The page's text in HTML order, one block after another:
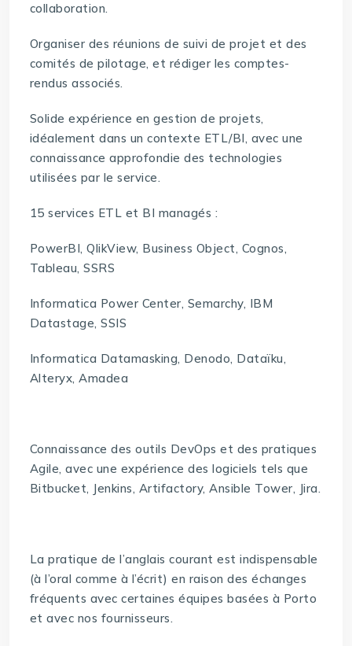
collaboration.
Organiser des réunions de suivi de projet et des
comités de pilotage, et rédiger les comptes-
rendus associés.
Solide expérience en gestion de projets,
idéalement dans un contexte ETL/BI, avec une
connaissance approfondie des technologies
utilisées par le service.
15 services ETL et BI managés :
PowerBI, QlikView, Business Object, Cognos,
Tableau, SSRS
Informatica Power Center, Semarchy, IBM
Datastage, SSIS
Informatica Datamasking, Denodo, Dataïku,
Alteryx, Amadea
Connaissance des outils DevOps et des pratiques
Agile, avec une expérience des logiciels tels que
Bitbucket, Jenkins, Artifactory, Ansible Tower, Jira.
La pratique de l’anglais courant est indispensable
(à l’oral comme à l’écrit) en raison des échanges
fréquents avec certaines équipes basées à Porto
et avec nos fournisseurs.